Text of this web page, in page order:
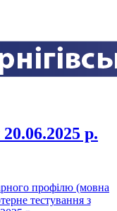
р.
профілю (мовна
тестування з